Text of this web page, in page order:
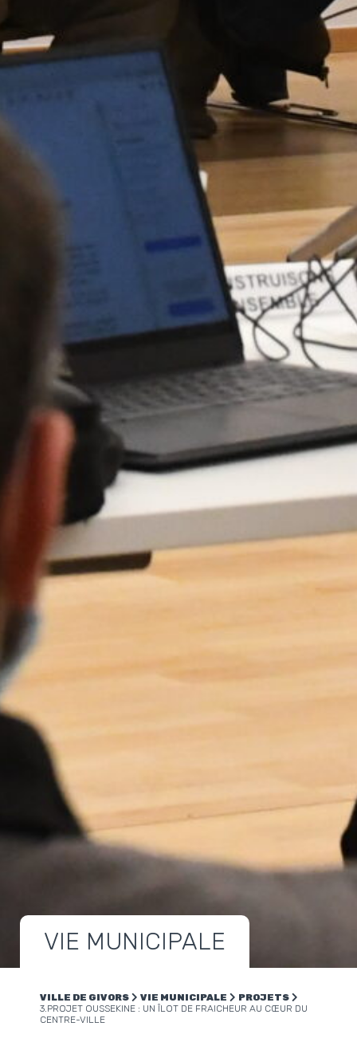
VIE MUNICIPALE
VILLE DE GIVORS VIE MUNICIPALE
PROJETS
3.PROJET OUSSEKINE : UN ÎLOT DE FRAICHEUR AU CŒUR DU
CENTRE-VILLE